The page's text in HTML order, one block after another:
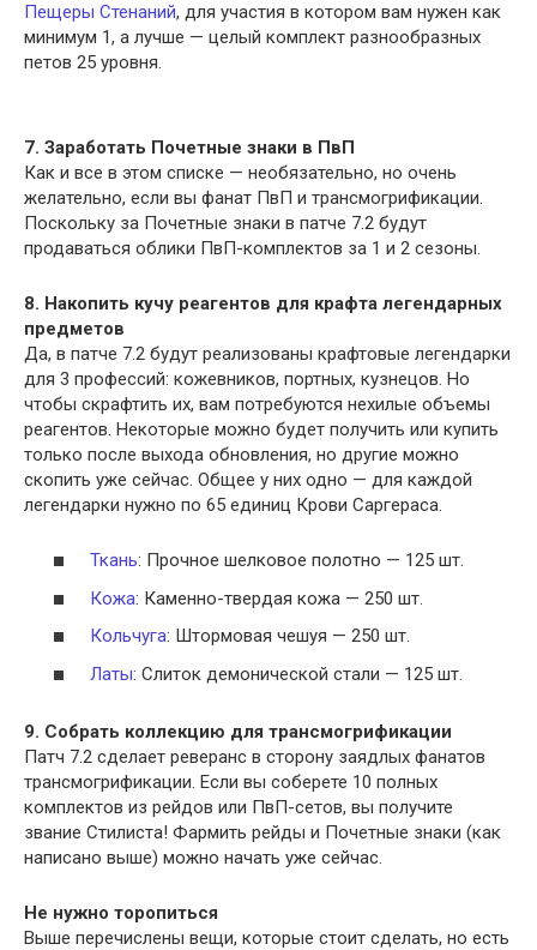
Пещеры Стенаний, для участия в котором вам нужен как
минимум 1, а лучше — целый комплект разнообразных
петов 25 уровня.
7. Заработать Почетные знаки в ПвП
Как и все в этом списке — необязательно, но очень
желательно, если вы фанат ПвП и трансмогрификации.
Поскольку за Почетные знаки в патче 7.2 будут
продаваться облики ПвП-комплектов за 1 и 2 сезоны.
8. Накопить кучу реагентов для крафта легендарных
предметов
Да, в патче 7.2 будут реализованы крафтовые легендарки
для 3 профессий: кожевников, портных, кузнецов. Но
чтобы скрафтить их, вам потребуются нехилые объемы
реагентов. Некоторые можно будет получить или купить
только после выхода обновления, но другие можно
скопить уже сейчас. Общее у них одно — для каждой
легендарки нужно по 65 единиц Крови Саргераса.
Ткань: Прочное шелковое полотно — 125 шт.
Кожа: Каменно-твердая кожа — 250 шт.
Кольчуга: Штормовая чешуя — 250 шт.
Латы: Слиток демонической стали — 125 шт.
9. Собрать коллекцию для трансмогрификации
Патч 7.2 сделает реверанс в сторону заядлых фанатов
трансмогрификации. Если вы соберете 10 полных
комплектов из рейдов или ПвП-сетов, вы получите
звание Стилиста! Фармить рейды и Почетные знаки (как
написано выше) можно начать уже сейчас.
Не нужно торопиться
Выше перечислены вещи, которые стоит сделать, но есть